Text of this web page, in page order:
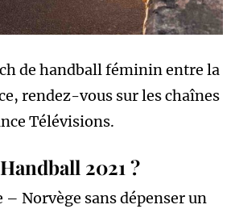
de handball féminin entre la
rendez-vous sur les chaînes
Télévisions.
2021 ?
– Norvège sans dépenser un